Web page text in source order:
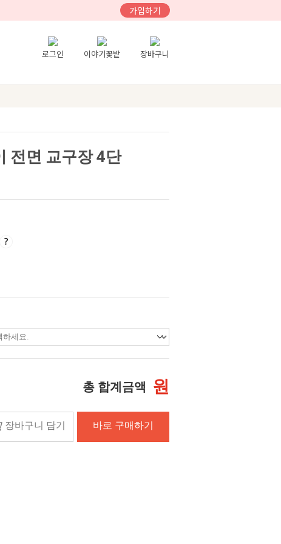
가입하기
로그인 이야기꽃밭 장바구니
전면 교구장 4단
총 합계금액 원
장바구니 담기 바로 구매하기